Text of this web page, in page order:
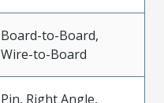
Board-to-Board,
Wire-to-Board
Pin, Right Angle,